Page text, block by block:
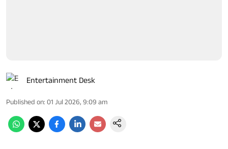
Entertainment Desk
Published on: 01 Jul 2026, 9:09 am